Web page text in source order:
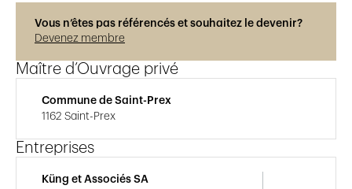
Vous n’êtes pas référencés et souhaitez le devenir?
Devenez membre
Maître d’Ouvrage privé
Commune de Saint-Prex
1162 Saint-Prex
Entreprises
Küng et Associés SA